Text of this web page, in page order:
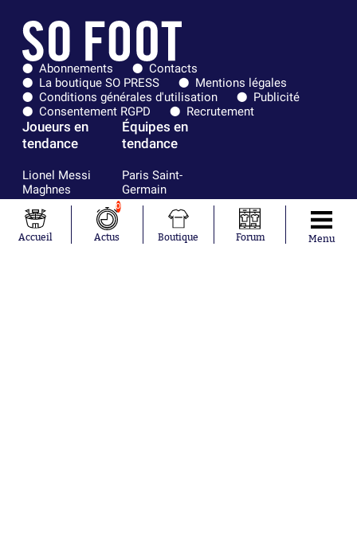
Abonnements
Contacts
La boutique SO PRESS
Mentions légales
Conditions générales d'utilisation
Publicité
Consentement RGPD
Recrutement
Joueurs en
tendance
Lionel Messi
Maghnes
Akliouche
Mohamed
Salah
Équipes en
tendance
Paris Saint-
Germain
Real Madrid
Olympique de
Marseille
FIFA
Accueil
0
Actus Boutique Forum Menu